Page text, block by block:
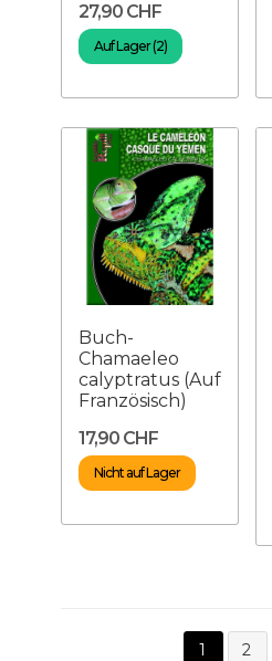
27,90 CHF
Auf Lager (2)
Buch-
Chamaeleo
calyptratus (Auf
Französisch)
17,90 CHF
Nicht auf Lager
1 2